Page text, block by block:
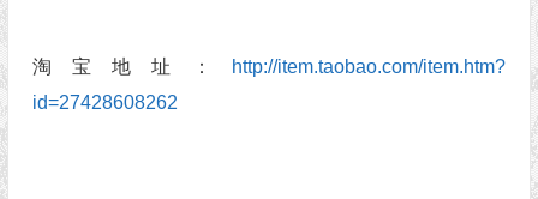
淘宝地址：
http://item.taobao.com/item.htm?
id=27428608262